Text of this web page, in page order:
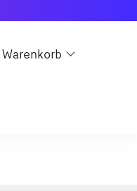
Warenkorb